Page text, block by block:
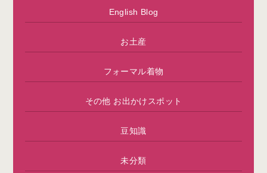
English Blog
お土産
フォーマル着物
その他 お出かけスポット
豆知識
未分類